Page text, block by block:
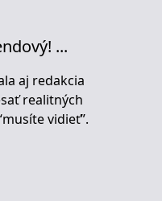
...
aj redakcia
realitných
vidieť”.